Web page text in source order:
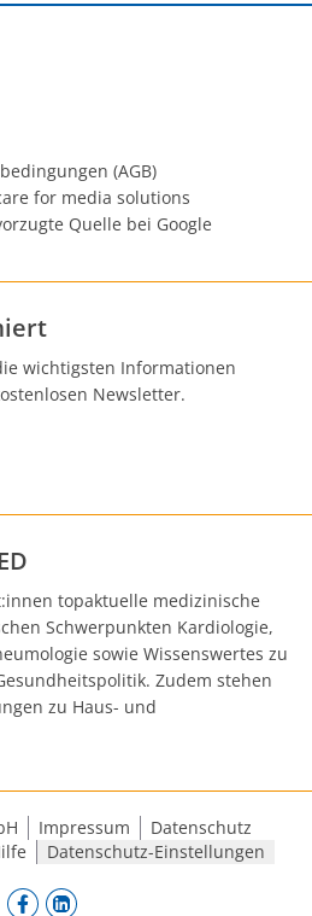
(AGB)
for media solutions
Quelle bei Google
wichtigsten Informationen
Newsletter.
topaktuelle medizinische
Schwerpunkten Kardiologie,
sowie Wissenswertes zu
Zudem stehen
zu Haus- und
Impressum
Datenschutz
Datenschutz-Einstellungen